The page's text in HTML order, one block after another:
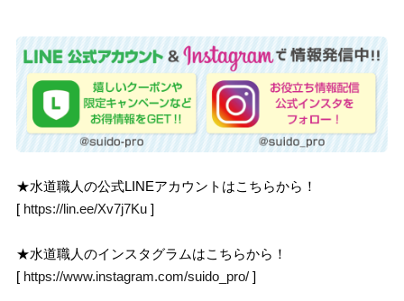
★水道職人の公式LINEアカウントはこちらから！
[ https://lin.ee/Xv7j7Ku ]
★水道職人のインスタグラムはこちらから！
[ https://www.instagram.com/suido_pro/ ]